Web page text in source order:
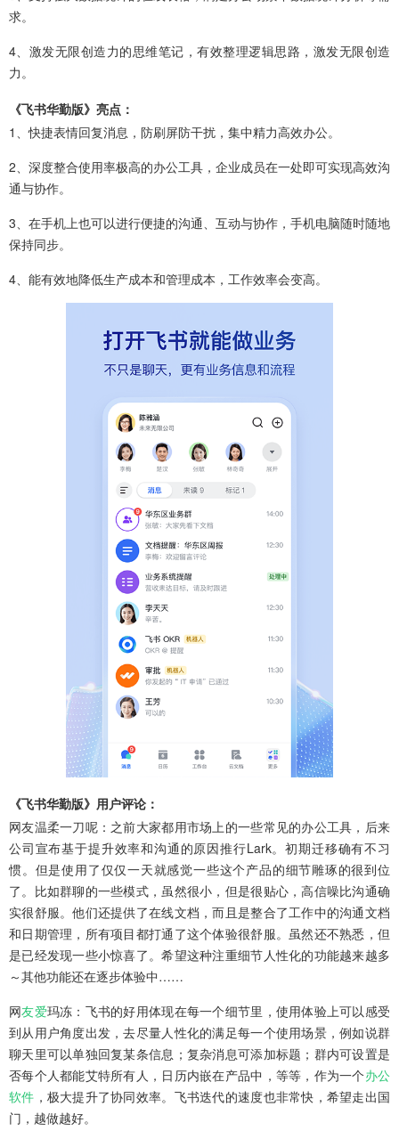
求。
4、激发无限创造力的思维笔记，有效整理逻辑思路，激发无限创造
力。
《飞书华勤版》亮点：
1、快捷表情回复消息，防刷屏防干扰，集中精力高效办公。
2、深度整合使用率极高的办公工具，企业成员在一处即可实现高效沟
通与协作。
3、在手机上也可以进行便捷的沟通、互动与协作，手机电脑随时随地
保持同步。
4、能有效地降低生产成本和管理成本，工作效率会变高。
《飞书华勤版》用户评论：
网友温柔一刀呢：之前大家都用市场上的一些常见的办公工具，后来
公司宣布基于提升效率和沟通的原因推行Lark。初期迁移确有不习
惯。但是使用了仅仅一天就感觉一些这个产品的细节雕琢的很到位
了。比如群聊的一些模式，虽然很小，但是很贴心，高信噪比沟通确
实很舒服。他们还提供了在线文档，而且是整合了工作中的沟通文档
和日期管理，所有项目都打通了这个体验很舒服。虽然还不熟悉，但
是已经发现一些小惊喜了。希望这种注重细节人性化的功能越来越多
～其他功能还在逐步体验中……
网友爱玛冻：飞书的好用体现在每一个细节里，使用体验上可以感受
到从用户角度出发，去尽量人性化的满足每一个使用场景，例如说群
聊天里可以单独回复某条信息；复杂消息可添加标题；群内可设置是
否每个人都能艾特所有人，日历内嵌在产品中，等等，作为一个办公
软件 ，极大提升了协同效率。飞书迭代的速度也非常快，希望走出国
门，越做越好。